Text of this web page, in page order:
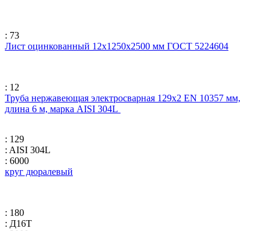
: 73
Лист оцинкованный 12х1250х2500 мм ГОСТ 5224604
: 12
Труба нержавеющая электросварная 129х2 EN 10357 мм,
длина 6 м, марка AISI 304L
: 129
: AISI 304L
: 6000
круг дюралевый
: 180
: Д16Т